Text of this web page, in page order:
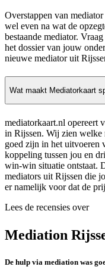
Overstappen van
wel even na wat de
bestaande mediator.
het dossier van jouw
nieuwe mediator uit
Wat maakt Mediatorkaart
mediatorkaart.nl opereert
in Rijssen. Wij zien welke
goed zijn in het uitvoeren
koppeling tussen jou en
win-win situatie ontstaat.
mediators uit Rijssen die
er namelijk voor dat de
Lees de recensies over
Mediation
De hulp via mediation was